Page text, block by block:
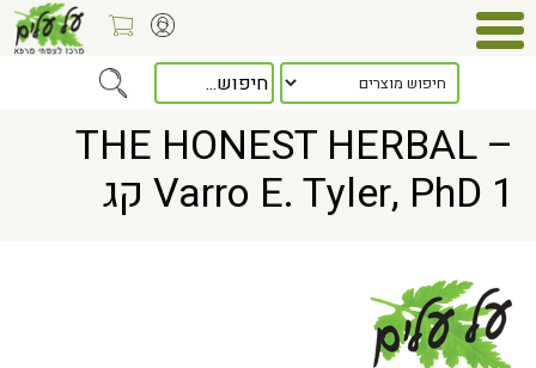
Home > THE HONEST HERBAL – Varro E. Tyler, PhD 1 קג
THE HONEST HERBAL –
Varro E. Tyler, PhD 1 קג